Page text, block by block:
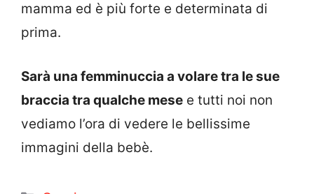
mamma ed è più forte e determinata di
prima.
Sarà una femminuccia a volare tra le sue
braccia tra qualche mese e tutti noi non
vediamo l’ora di vedere le bellissime
immagini della bebè.